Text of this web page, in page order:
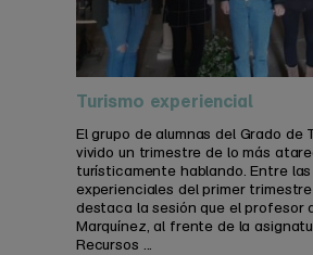
Turismo experiencial
El grupo de alumnas del Grado de
vivido un trimestre de lo más
turísticamente hablando. Entre
experienciales del primer
destaca la sesión que el profesor
Marquínez, al frente de la
Recursos ...